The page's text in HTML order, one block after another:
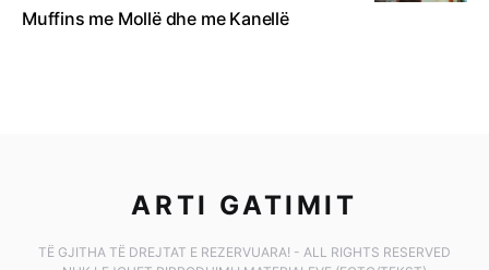
Muffins me Mollë dhe me Kanellë
ARTI GATIMIT
TË GJITHA TË DREJTAT E REZERVUARA! - ALL RIGHTS RESERVED